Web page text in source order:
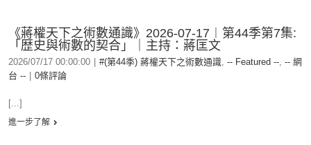
《蔣權天下之術數通識》2026-07-17︱第44季第7集:
「歴史與術數的契合」｜主持：蔣匡文
2026/07/17 00:00:00 #(第44季) 蔣權天下之術數通識, -- Featured --, -- 網
台 --
0條評論
[...]
進一步了解